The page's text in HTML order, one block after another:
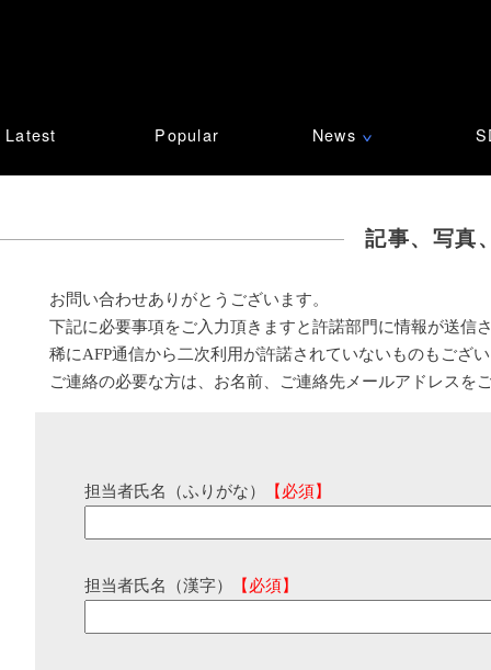
Latest Popular News ∨
記事、写真
お問い合わせありがとうございます。
下記に必要事項をご入力頂きますと許諾部門に情報が送信
稀にAFP通信から二次利用が許諾されていないものもござ
ご連絡の必要な方は、お名前、ご連絡先メールアドレスを
担当者氏名（ふりがな） 【必須】
担当者氏名（漢字） 【必須】